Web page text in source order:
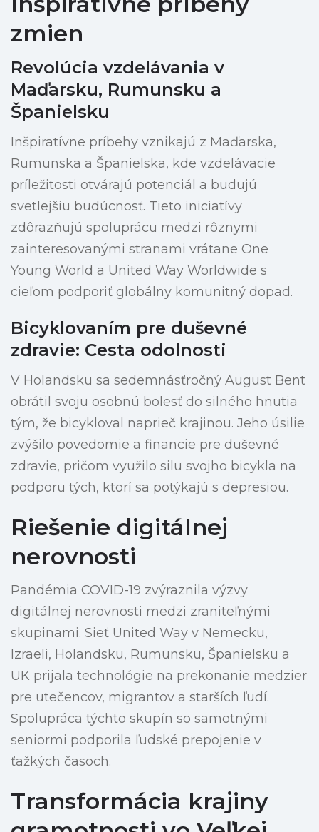
zmien
Revolúcia vzdelávania v
Maďarsku, Rumunsku a
Španielsku
Inšpiratívne príbehy vznikajú z Maďarska,
Rumunska a Španielska, kde vzdelávacie
príležitosti otvárajú potenciál a budujú
svetlejšiu budúcnosť. Tieto iniciatívy
zdôrazňujú spoluprácu medzi rôznymi
zainteresovanými stranami vrátane One
Young World a United Way Worldwide s
cieľom podporiť globálny komunitný dopad.
Bicyklovaním pre duševné
zdravie: Cesta odolnosti
V Holandsku sa sedemnásťročný August Bent
obrátil svoju osobnú bolesť do silného hnutia
tým, že bicykloval naprieč krajinou. Jeho úsilie
zvýšilo povedomie a financie pre duševné
zdravie, pričom využilo silu svojho bicykla na
podporu tých, ktorí sa potýkajú s depresiou.
Riešenie digitálnej
nerovnosti
Pandémia COVID-19 zvýraznila výzvy
digitálnej nerovnosti medzi zraniteľnými
skupinami. Sieť United Way v Nemecku,
Izraeli, Holandsku, Rumunsku, Španielsku a
UK prijala technológie na prekonanie medzier
pre utečencov, migrantov a starších ľudí.
Spolupráca týchto skupín so samotnými
seniormi podporila ľudské prepojenie v
ťažkých časoch.
Transformácia krajiny